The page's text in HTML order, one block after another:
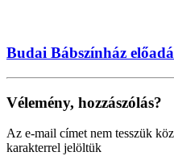
Budai Bábszínház
Vélemény, hozzászólás?
Az e-mail címet nem tesszük
karakterrel jelöltük